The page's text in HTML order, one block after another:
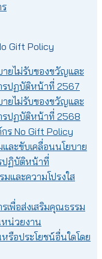
Gift Policy
ายไม่รับของขวัญและ
รปฏบัติหน้าที่ 2567
ายไม่รับของขวัญและ
รปฏบัติหน้าที่ 2568
ร No Gift Policy
ละขับเคลื่อนนโยบาย
ปฏิบัติหน้าที่
และความโปรงใส
เพื่อส่งเสริมคุณธรรม
หน่วยงาน
รือประโยชน์อื่นใดโดย